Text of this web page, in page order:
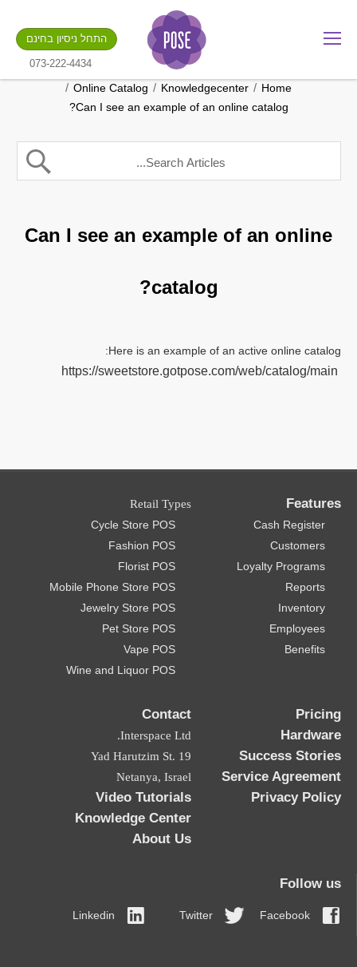
.gotpose.com
התחל ניסיון בחינם
073-222-4434
Home
/
Knowledgecenter
/
Online Catalog
/
Can I see an example of an online catalog?
Can I see an example of an online
catalog?
Here is an example of an active online catalog:
Features
Cash Register
Customers
Loyalty Programs
Reports
Inventory
Employees
Benefits
Retail Types
Cycle Store POS
Fashion POS
Florist POS
Mobile Phone Store POS
Jewelry Store POS
Pet Store POS
Vape POS
Wine and Liquor POS
Pricing
Hardware
Success Stories
Service Agreement
Privacy Policy
Contact
Interspace Ltd.
19 Yad Harutzim St.
Netanya, Israel
Video Tutorials
Knowledge Center
About Us
Follow us
Facebook
Twitter
Linkedin